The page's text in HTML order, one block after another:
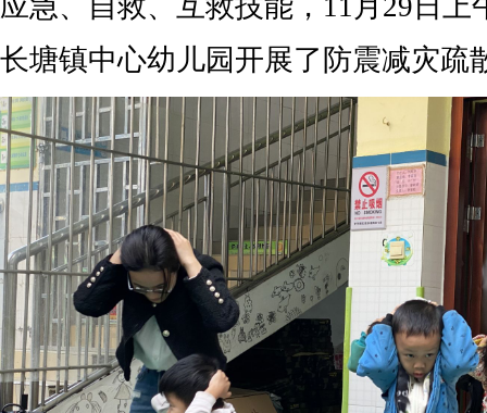
应急、自救、互救技能，11月29日上
长塘镇中心幼儿园开展了防震减灾疏